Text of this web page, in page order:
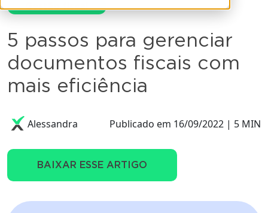
Gestão fiscal
5 passos para gerenciar
documentos fiscais com
mais eficiência
Alessandra Publicado em 16/09/2022 | 5 MIN
BAIXAR ESSE ARTIGO